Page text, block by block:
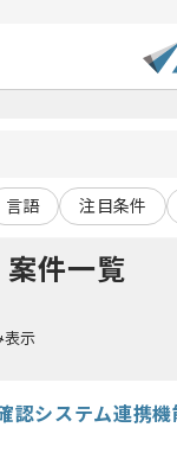
言語 注目条件
案件一覧
表示
認システム連携